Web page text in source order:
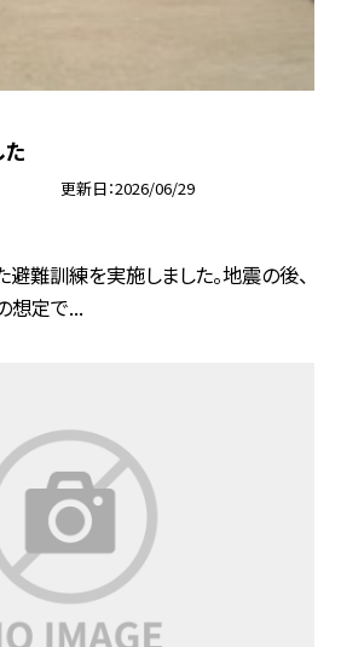
更新日 2026/06/29
難訓練を実施しました。地震の後、
想定で...